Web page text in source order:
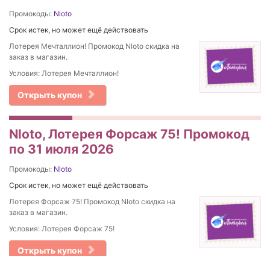
Промокоды: Nloto
Срок истек, но может ещё действовать
Лотерея Мечталлион! Промокод Nloto скидка на
заказ в магазин.
Условия: Лотерея Мечталлион!
Открыть купон
Nloto, Лотерея Форсаж 75! Промокод
по 31 июля 2026
Промокоды: Nloto
Срок истек, но может ещё действовать
Лотерея Форсаж 75! Промокод Nloto скидка на
заказ в магазин.
Условия: Лотерея Форсаж 75!
Открыть купон